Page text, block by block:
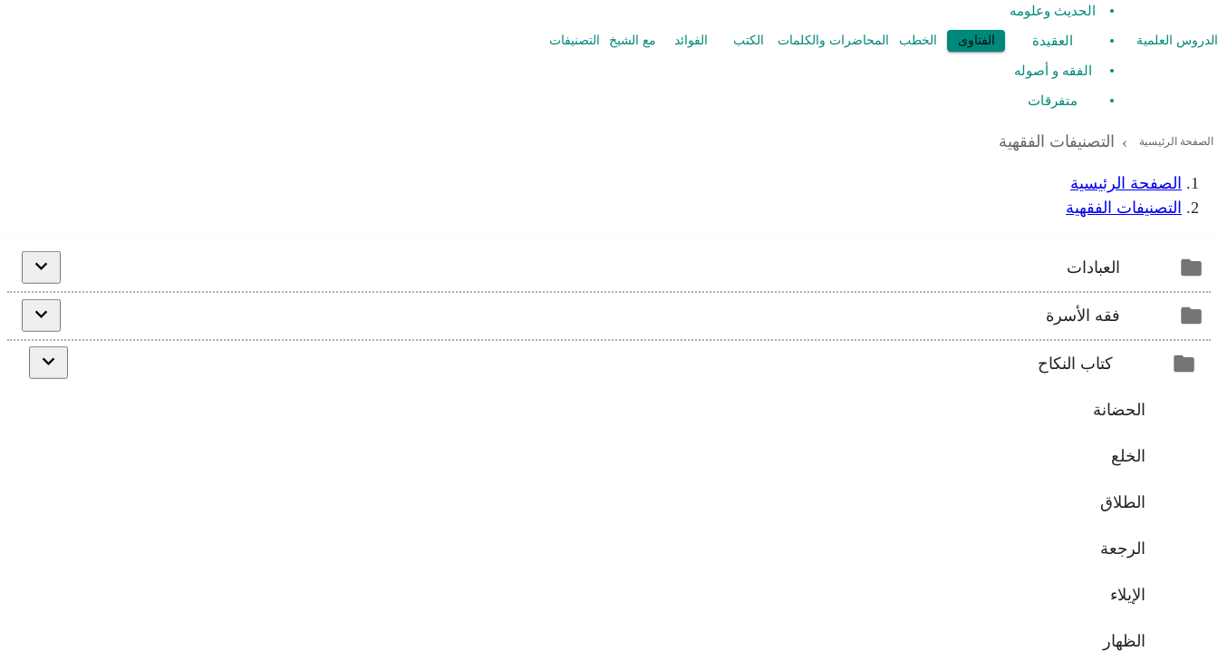
الدروس العلمية
الحديث وعلومه
العقيدة
الفقه و أصوله
متفرقات
الفتاوى الخطب المحاضرات والكلمات الكتب الفوائد مع الشيخ التصنيفات
الصفحة الرئيسية › التصنيفات الفقهية
الصفحة الرئيسية
التصنيفات الفقهية
العبادات
فقه الأسرة
كتاب النكاح
الحضانة
الخلع
الطلاق
الرجعة
الإيلاء
الظهار